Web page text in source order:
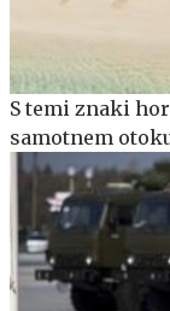
S temi znaki
samotnem